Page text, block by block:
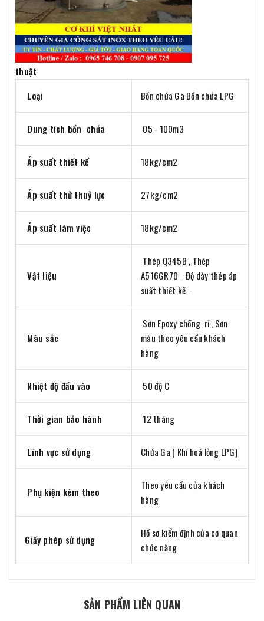
thuật
Loại
Bồn chứa Ga Bồn chứa LPG
Dung tích bồn chứa 05 - 100m3
Áp suất thiết kế 18kg/cm2
Áp suất thử thuỷ lực 27kg/cm2
Áp suất làm việc 18kg/cm2
Vật liệu
Thép Q345B , Thép
A516GR70 : Độ dày thép áp
suất thiết kế .
Màu sắc
Sơn Epoxy chống rỉ , Sơn
màu theo yêu cầu khách
hàng
Nhiệt độ đầu vào 50 độ C
Thời gian bảo hành 12 tháng
Lĩnh vực sử dụng Chứa Ga ( Khí hoá lỏng LPG)
Phụ kiện kèm theo
Theo yêu cầu của khách
hàng
Giấy phép sử dụng
Hồ sơ kiểm định của cơ quan
chức năng
SẢN PHẨM LIÊN QUAN